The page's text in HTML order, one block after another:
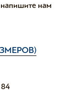
напишите нам